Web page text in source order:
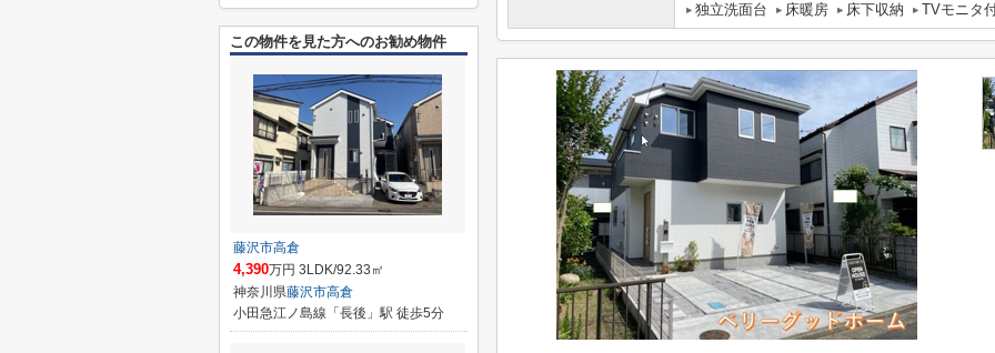
独立洗面台
床暖房 床下収納 TVモニタ
この物件を見た方へのお勧め物件
藤沢市高倉
4,390万円 3LDK/92.33㎡
神奈川県藤沢市高倉
小田急江ノ島線「長後」駅 徒歩5分